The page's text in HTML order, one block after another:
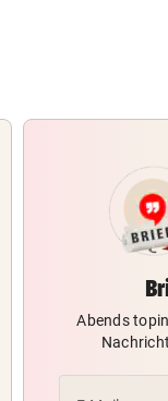
Abends